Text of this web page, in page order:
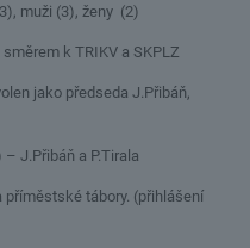
(3), ženy (2)
k TRIKV a SKPLZ
jako předseda J.Přibáň,
a P.Tirala
tábory. (přihlášení